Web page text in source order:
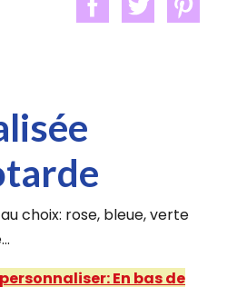
choix: rose, bleue, verte
En bas de